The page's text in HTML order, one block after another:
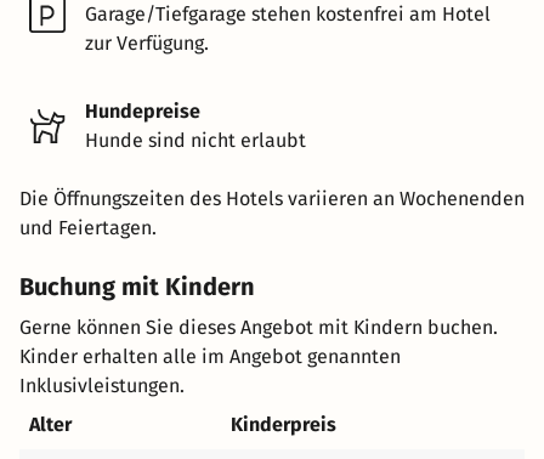
Garage/Tiefgarage stehen kostenfrei am Hotel
zur Verfügung.
Hundepreise
Hunde sind nicht erlaubt
Die Öffnungszeiten des Hotels variieren an Wochenenden
und Feiertagen.
Buchung mit Kindern
Gerne können Sie dieses Angebot mit Kindern buchen.
Kinder erhalten alle im Angebot genannten
Inklusivleistungen.
Alter
Kinderpreis